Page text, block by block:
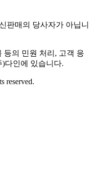
판매의 당사자가 아닙니
등의 민원 처리, 고객 응
다인에 있습니다.
reserved.